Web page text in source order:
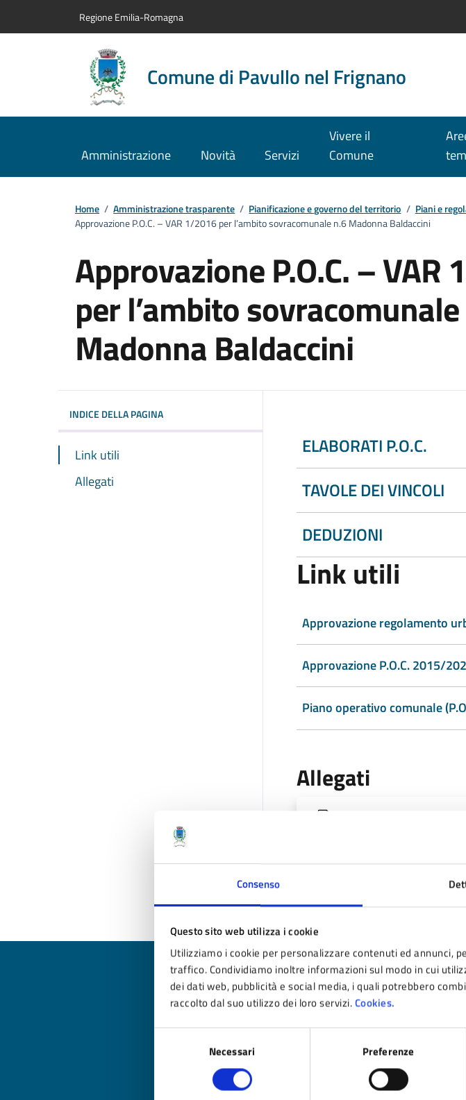
Consenso
Questo sito web utilizza i cookie
Utilizziamo i cookie per personalizzare contenuti ed annunci,
traffico. Condividiamo inoltre informazioni sul modo in cui
dei dati web, pubblicità e social media, i quali potrebbero
raccolto dal suo utilizzo dei loro servizi.Cookies.
Necessari Preferenze
Regione Emilia-Romagna
Comune di Pavullo nel Frignano
Amministrazione Novità Servizi
Vivere il
Comune
Home / Amministrazione trasparente / Pianificazione e governo del territorio / Piani e
Approvazione P.O.C. – VAR 1/2016 per l’ambito sovracomunale n.6 Madonna Baldaccini
Approvazione P.O.C. – VAR
per l’ambito
Madonna Baldaccini
INDICE DELLA PAGINA
Link utili
Allegati
ELABORATI P.O.C.
TAVOLE DEI VINCOLI
DEDUZIONI
Link utili
Approvazione regolamento
Approvazione P.O.C. 2015/
Piano operativo comunale
Allegati
23/02/
Quanto sono chiare le
Valuta da 1 a 5 stelle la pagina
Valuta 5 stelle su 5
Valuta 4 stelle su 5
Valuta 3 stelle su 5
Valuta 2 stelle su 5
Valuta 1 stelle su 5